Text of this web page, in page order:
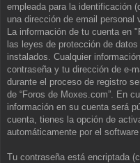
empleada para la identificación
una dirección de email personal
La información de tu cuenta en
las leyes de protección de
instalados. Cualquier
contraseña y tu dirección de e-
durante el proceso de registro
de “Foros de Moxes.com”. En
información en su cuenta será
cuenta, tienes la opción de
automáticamente por el software
Tu contraseña está encriptada